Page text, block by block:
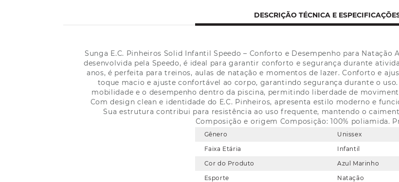
DESCRIÇÃO TÉCNICA E
Sunga E.C. Pinheiros Solid Infantil Speedo – Conforto e Desempenho para Natação
desenvolvida pela Speedo, é ideal para garantir conforto e segurança durante
anos, é perfeita para treinos, aulas de natação e momentos de lazer. Conforto e
toque macio e ajuste confortável ao corpo, garantindo segurança durante o
mobilidade e o desempenho dentro da piscina, permitindo liberdade de
Com design clean e identidade do E.C. Pinheiros, apresenta estilo moderno e
Sua estrutura contribui para resistência ao uso frequente, mantendo o
Composição e origem Composição: 100% poliamida.
Gênero
Unissex
Faixa Etária
Infantil
Cor do Produto
Azul Marinho
Esporte
Natação